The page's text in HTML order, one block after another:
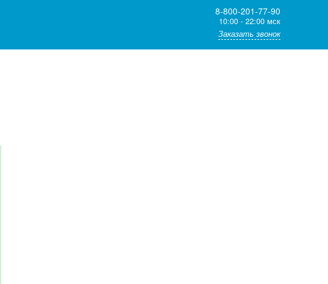
8-800-201-77-90
10:00 - 22:00 мск
Заказать звонок